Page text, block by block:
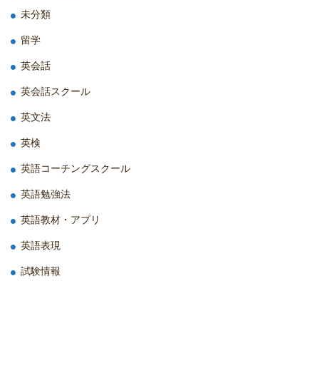
未分類
留学
英会話
英会話スクール
英文法
英検
英語コーチングスクール
英語勉強法
英語教材・アプリ
英語表現
試験情報